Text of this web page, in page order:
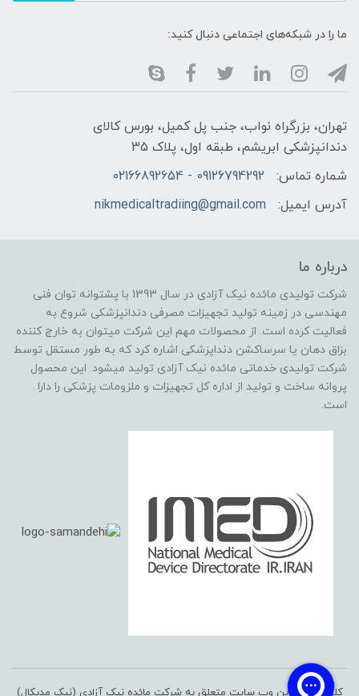
ما را در شبکه‌های اجتماعی دنبال کنید:
تهران، بزرگراه نواب، جنب پل کمیل، بورس کالای
دندانپزشکی ابریشم، طبقه اول، پلاک 35
شماره تماس:
09126794292 - 02166892654
آدرس ایمیل:
nikmedicaltradiing@gmail.com
درباره ما
شرکت تولیدی مائده نیک آزادی در سال 1393 با پشتوانه توان فنی
مهندسی در زمینه تولید تجهیزات مصرفی دندانپزشکی شروع به
فعالیت کرده است. از محصولات مهم این شرکت میتوان به خارج کننده
بزاق دهان یا سرساکشن دنداپزشکی اشاره کرد که به طور مستقل توسط
شرکت تولیدی خدماتی مائده نیک آزادی تولید میشود. این محصول
پروانه ساخت و تولید از اداره کل تجهیزات و ملزومات پزشکی را دارا
است.
کلیه حقوق این وب سایت متعلق به شرکت مائده نیک آزادی (نیک مدیکال)